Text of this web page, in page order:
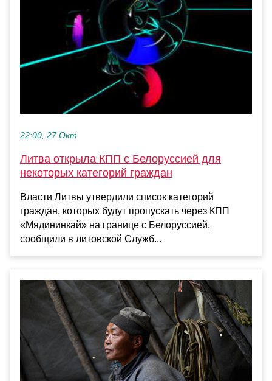
22:00, 27 Окт
Литва открыла КПП с Белоруссией для
некоторых категорий граждан
Власти Литвы утвердили список категорий
граждан, которых будут пропускать через КПП
«Мядининкай» на границе с Белоруссией,
сообщили в литовской Служб...